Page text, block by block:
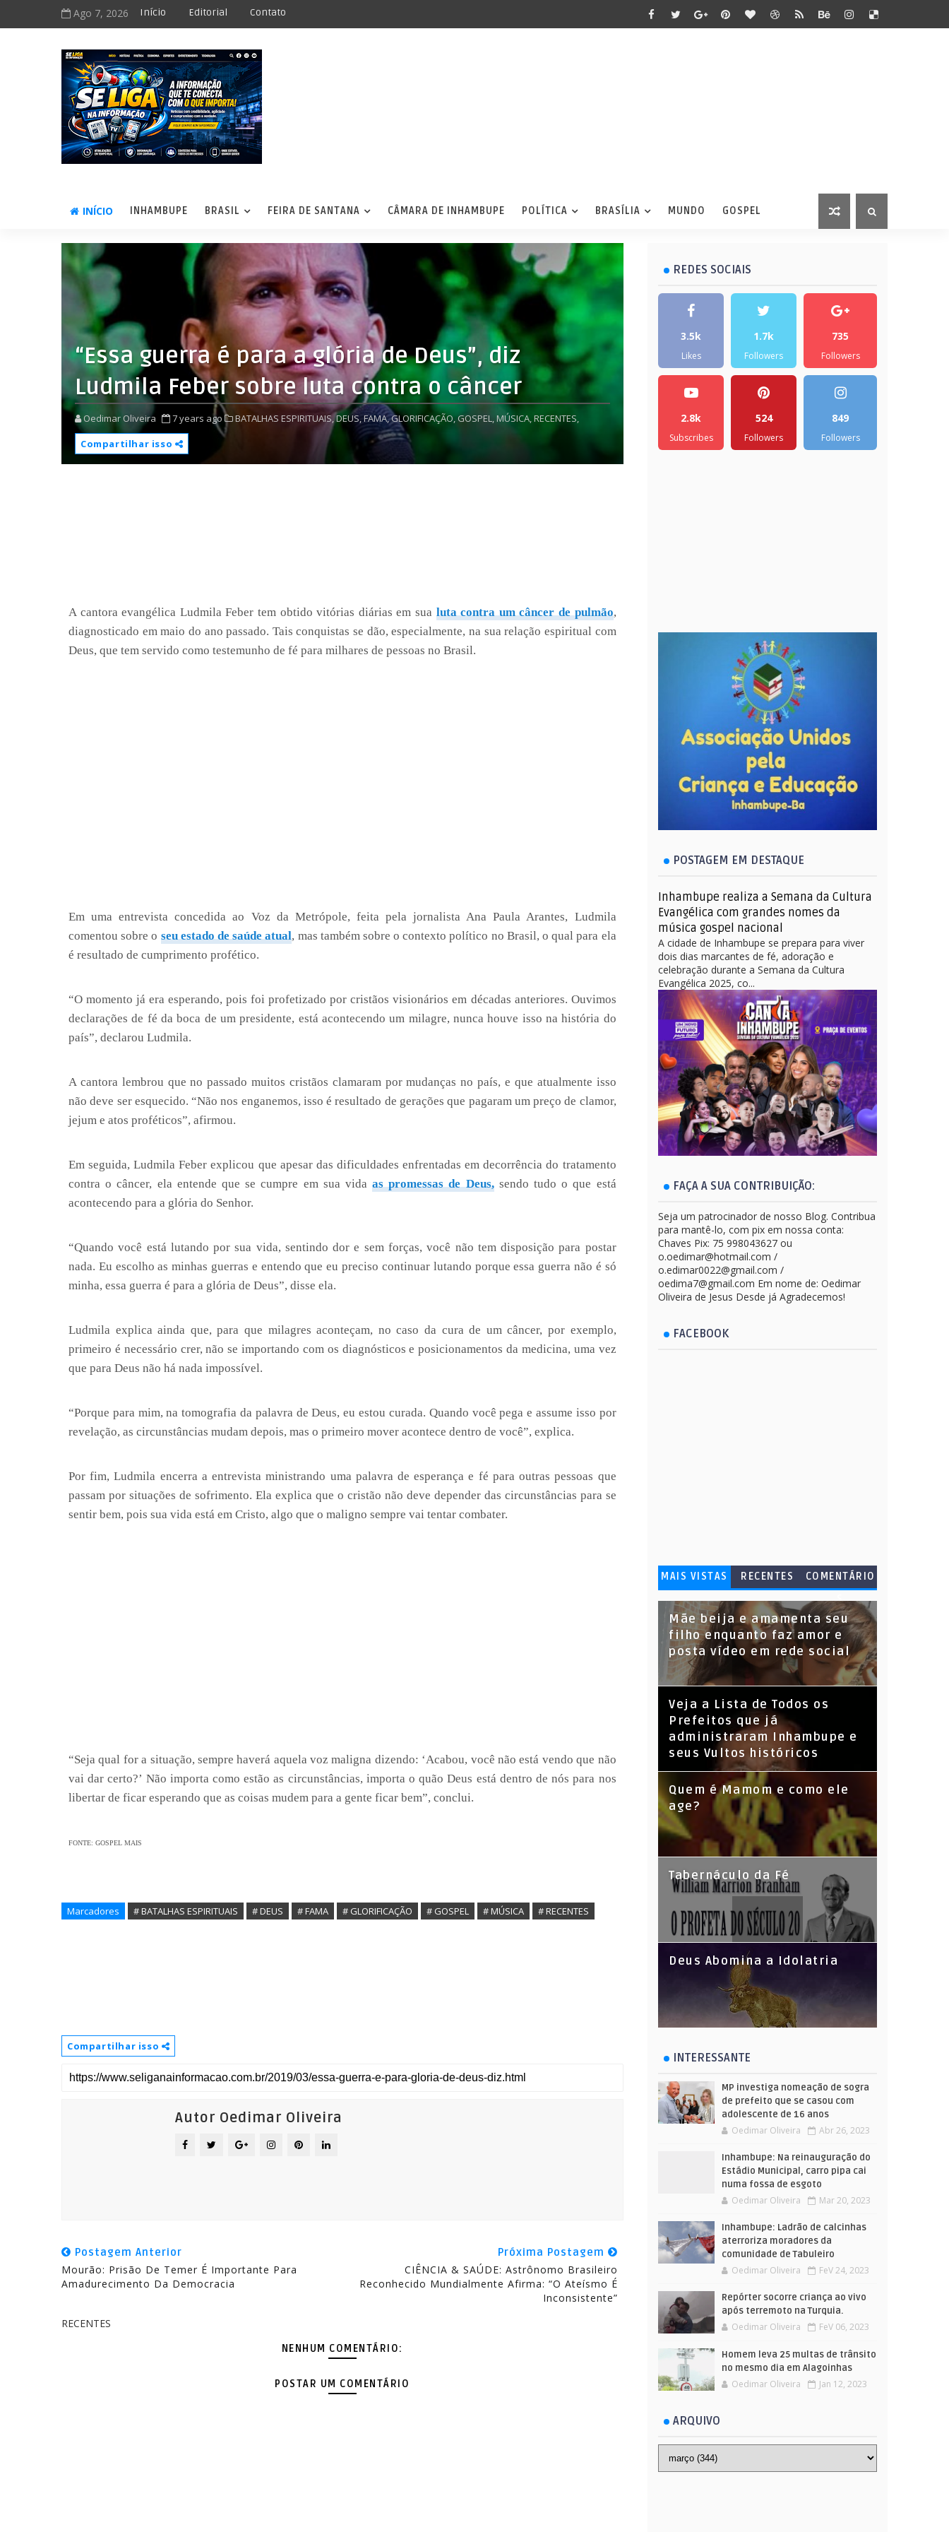
Ago 7, 2026 Início Editorial Contato
INÍCIO INHAMBUPE BRASIL FEIRA DE SANTANA CÂMARA DE INHAMBUPE POLÍTICA BRASÍLIA MUNDO GOSPEL
“Essa guerra é para a glória de Deus”, diz
Ludmila Feber sobre luta contra o câncer
Oedimar Oliveira 7 years ago BATALHAS ESPIRITUAIS,DEUS,FAMA,GLORIFICAÇÃO,GOSPEL,MÚSICA,RECENTES,
Compartilhar isso
A cantora evangélica Ludmila Feber tem obtido vitórias diárias em sua luta contra um câncer de pulmão,
diagnosticado em maio do ano passado. Tais conquistas se dão, especialmente, na sua relação espiritual com
Deus, que tem servido como testemunho de fé para milhares de pessoas no Brasil.
Em uma entrevista concedida ao Voz da Metrópole, feita pela jornalista Ana Paula Arantes, Ludmila
comentou sobre o seu estado de saúde atual, mas também sobre o contexto político no Brasil, o qual para ela
é resultado de cumprimento profético.
“O momento já era esperando, pois foi profetizado por cristãos visionários em décadas anteriores. Ouvimos
declarações de fé da boca de um presidente, está acontecendo um milagre, nunca houve isso na história do
país”, declarou Ludmila.
A cantora lembrou que no passado muitos cristãos clamaram por mudanças no país, e que atualmente isso
não deve ser esquecido. “Não nos enganemos, isso é resultado de gerações que pagaram um preço de clamor,
jejum e atos proféticos”, afirmou.
Em seguida, Ludmila Feber explicou que apesar das dificuldades enfrentadas em decorrência do tratamento
contra o câncer, ela entende que se cumpre em sua vidaas promessas de Deus,sendo tudo o que está
acontecendo para a glória do Senhor.
“Quando você está lutando por sua vida, sentindo dor e sem forças, você não tem disposição para postar
nada. Eu escolho as minhas guerras e entendo que eu preciso continuar lutando porque essa guerra não é só
minha, essa guerra é para a glória de Deus”, disse ela.
Ludmila explica ainda que, para que milagres aconteçam, no caso da cura de um câncer, por exemplo,
primeiro é necessário crer, não se importando com os diagnósticos e posicionamentos da medicina, uma vez
que para Deus não há nada impossível.
“Porque para mim, na tomografia da palavra de Deus, eu estou curada. Quando você pega e assume isso por
revelação, as circunstâncias mudam depois, mas o primeiro mover acontece dentro de você”, explica.
Por fim, Ludmila encerra a entrevista ministrando uma palavra de esperança e fé para outras pessoas que
passam por situações de sofrimento. Ela explica que o cristão não deve depender das circunstâncias para se
sentir bem, pois sua vida está em Cristo, algo que o maligno sempre vai tentar combater.
“Seja qual for a situação, sempre haverá aquela voz maligna dizendo: ‘Acabou, você não está vendo que não
vai dar certo?’ Não importa como estão as circunstâncias, importa o quão Deus está dentro de nós para nos
libertar de ficar esperando que as coisas mudem para a gente ficar bem”, conclui.
FONTE: GOSPEL MAIS
Marcadores # BATALHAS ESPIRITUAIS # DEUS # FAMA # GLORIFICAÇÃO # GOSPEL # MÚSICA # RECENTES
Compartilhar isso
Autor Oedimar Oliveira
Postagem Anterior
Mourão: Prisão De Temer É Importante Para
Amadurecimento Da Democracia
Próxima Postagem
CIÊNCIA & SAÚDE: Astrônomo Brasileiro
Reconhecido Mundialmente Afirma: “O Ateísmo É
Inconsistente”
RECENTES
NENHUM COMENTÁRIO:
POSTAR UM COMENTÁRIO
REDES SOCIAIS
3.5k
Likes
1.7k
Followers
735
Followers
2.8k
Subscribes
524
Followers
849
Followers
POSTAGEM EM DESTAQUE
Inhambupe realiza a Semana da Cultura
Evangélica com grandes nomes da
música gospel nacional
A cidade de Inhambupe se prepara para viver
dois dias marcantes de fé, adoração e
celebração durante a Semana da Cultura
Evangélica 2025, co...
FAÇA A SUA CONTRIBUIÇÃO:
Seja um patrocinador de nosso Blog. Contribua
para mantê-lo, com pix em nossa conta:
Chaves Pix: 75 998043627 ou
o.oedimar@hotmail.com /
o.edimar0022@gmail.com /
oedima7@gmail.com Em nome de: Oedimar
Oliveira de Jesus Desde já Agradecemos!
FACEBOOK
MAIS VISTAS RECENTES
COMENTÁRIO
S
Mãe beija e amamenta seu
filho enquanto faz amor e
posta vídeo em rede social
Veja a Lista de Todos os
Prefeitos que já
administraram Inhambupe e
seus Vultos históricos
Quem é Mamom e como ele
age?
Tabernáculo da Fé
Deus Abomina a Idolatria
INTERESSANTE
MP investiga nomeação de sogra
de prefeito que se casou com
adolescente de 16 anos
Oedimar Oliveira Abr 26, 2023
Inhambupe: Na reinauguração do
Estádio Municipal, carro pipa cai
numa fossa de esgoto
Oedimar Oliveira Mar 20, 2023
Inhambupe: Ladrão de calcinhas
aterroriza moradores da
comunidade de Tabuleiro
Oedimar Oliveira FeV 24, 2023
Repórter socorre criança ao vivo
após terremoto na Turquia.
Oedimar Oliveira FeV 06, 2023
Homem leva 25 multas de trânsito
no mesmo dia em Alagoinhas
Oedimar Oliveira Jan 12, 2023
ARQUIVO